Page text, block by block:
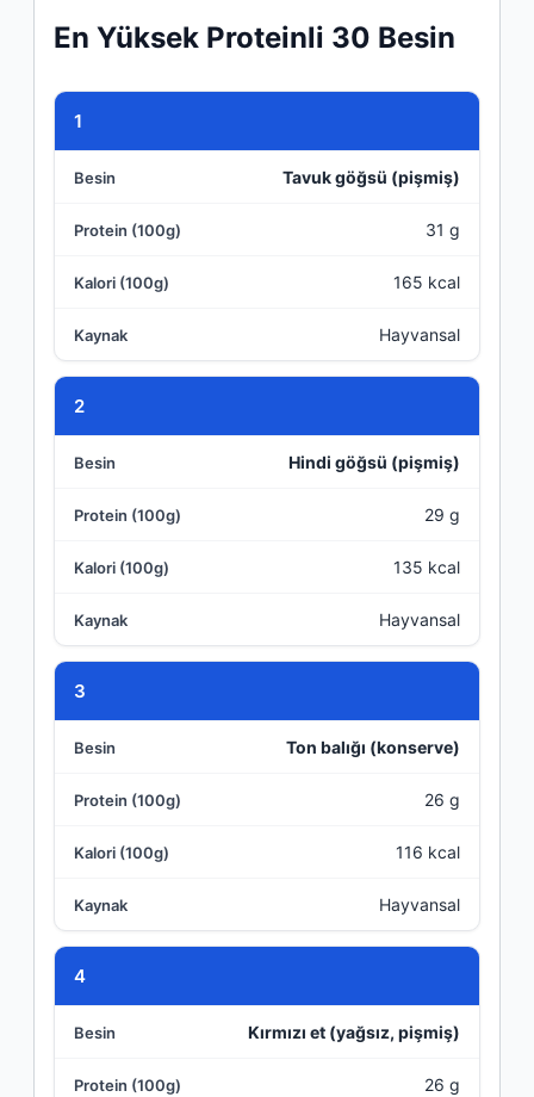
En Yüksek Proteinli 30 Besin
Sıra
Besin
Protein (100g)
Kaynak
1
Tavuk göğsü (pişmiş)
31 g
165 kcal
Hayvansal
2
Hindi göğsü (pişmiş)
29 g
135 kcal
Hayvansal
3
Ton balığı (konserve)
26 g
116 kcal
Hayvansal
4
Kırmızı et (yağsız, pişmiş)
26 g